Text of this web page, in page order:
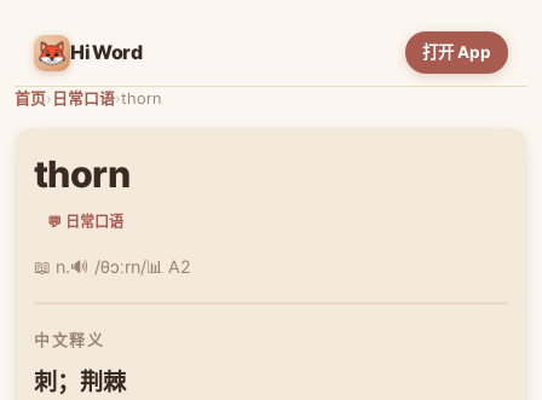
HiWord 打开 App
首页› 日常口语›thorn
thorn
💬 日常口语
📖 n.🔊 /θɔːrn/📊 A2
中文释义
刺；荆棘